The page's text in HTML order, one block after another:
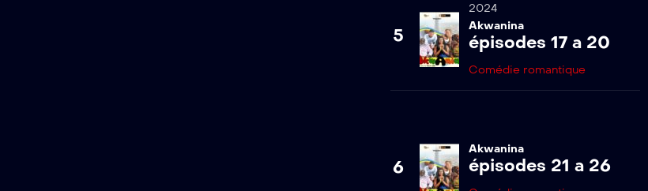
5
2024
Akwanina
épisodes 17 a 20
Comédie romantique
6
Akwanina
épisodes 21 a 26